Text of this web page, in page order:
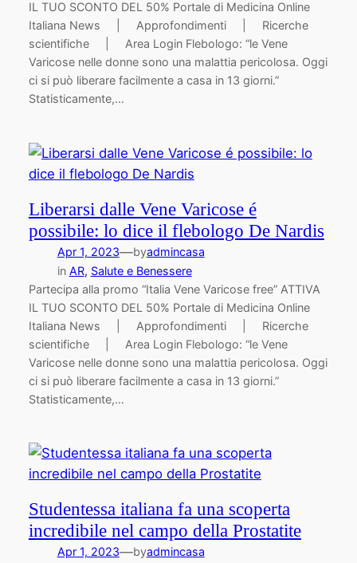
IL TUO SCONTO DEL 50% Portale di Medicina Online
Italiana News | Approfondimenti | Ricerche
scientifiche | Area Login Flebologo: “le Vene
Varicose nelle donne sono una malattia pericolosa. Oggi
ci si può liberare facilmente a casa in 13 giorni.”
Statisticamente,…
Liberarsi dalle Vene Varicose é
possibile: lo dice il flebologo De Nardis
Apr 1, 2023—byadmincasa
in AR, Salute e Benessere
Partecipa alla promo “Italia Vene Varicose free” ATTIVA
IL TUO SCONTO DEL 50% Portale di Medicina Online
Italiana News | Approfondimenti | Ricerche
scientifiche | Area Login Flebologo: “le Vene
Varicose nelle donne sono una malattia pericolosa. Oggi
ci si può liberare facilmente a casa in 13 giorni.”
Statisticamente,…
Studentessa italiana fa una scoperta
incredibile nel campo della Prostatite
Apr 1, 2023—byadmincasa